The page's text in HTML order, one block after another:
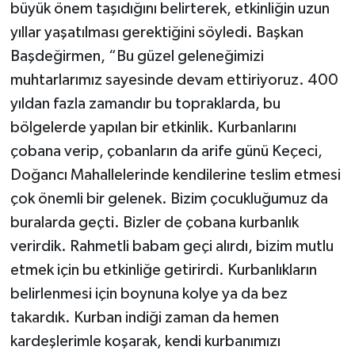
büyük önem taşıdığını belirterek, etkinliğin uzun
yıllar yaşatılması gerektiğini söyledi. Başkan
Başdeğirmen, “Bu güzel geleneğimizi
muhtarlarımız sayesinde devam ettiriyoruz. 400
yıldan fazla zamandır bu topraklarda, bu
bölgelerde yapılan bir etkinlik. Kurbanlarını
çobana verip, çobanların da arife günü Keçeci,
Doğancı Mahallelerinde kendilerine teslim etmesi
çok önemli bir gelenek. Bizim çocukluğumuz da
buralarda geçti. Bizler de çobana kurbanlık
verirdik. Rahmetli babam geçi alırdı, bizim mutlu
etmek için bu etkinliğe getirirdi. Kurbanlıkların
belirlenmesi için boynuna kolye ya da bez
takardık. Kurban indiği zaman da hemen
kardeşlerimle koşarak, kendi kurbanımızı